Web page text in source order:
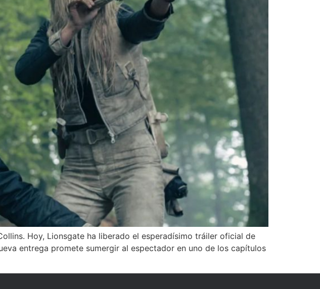
Hoy, Lionsgate ha liberado el esperadísimo tráiler oficial de
entrega promete sumergir al espectador en uno de los capítulos